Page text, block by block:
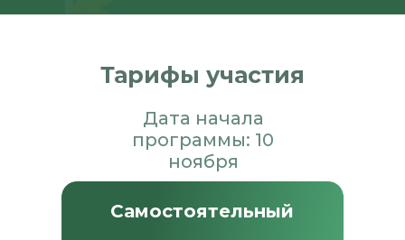
Тарифы участия
Дата начала
программы: 10
ноября
Самостоятельный